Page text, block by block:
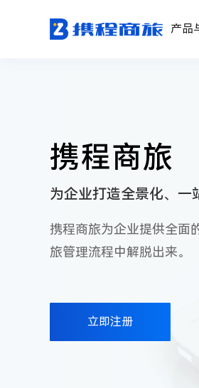
产品
携程商旅
为企业打造全景化、一
携程商旅为企业提供全面
旅管理流程中解脱出来。
立即注册